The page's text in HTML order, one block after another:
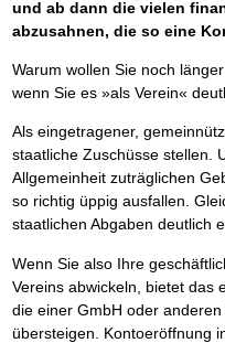
und ab dann die vielen
abzusahnen, die so eine
Warum wollen Sie noch
wenn Sie es »als Verein«
Als eingetragener,
staatliche Zuschüsse stellen.
Allgemeinheit zuträglichen
so richtig üppig ausfallen.
staatlichen Abgaben deutlich
Wenn Sie also Ihre
Vereins abwickeln, bietet das
die einer GmbH oder
übersteigen. Kontoeröffnung